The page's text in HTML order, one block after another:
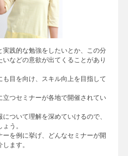
践的な勉強をしたいとか、この分
などの意欲が出てくることがあり
目を向け、スキル向上を目指して
立つセミナーが各地で開催されてい
ついて理解を深めていけるので、
う。
を例に挙げ、どんなセミナーが開
ます。